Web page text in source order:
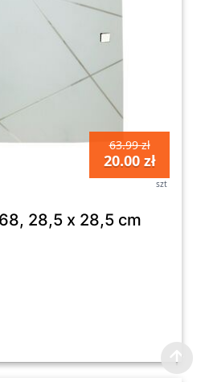
63.99 zł
20.00 zł
szt
28,5 x 28,5 cm